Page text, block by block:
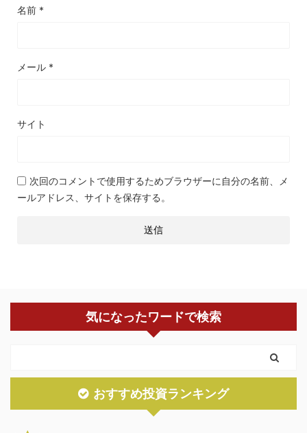
名前 *
メール *
サイト
次回のコメントで使用するためブラウザーに自分の名前、メ
ールアドレス、サイトを保存する。
気になったワードで検索
おすすめ投資ランキング